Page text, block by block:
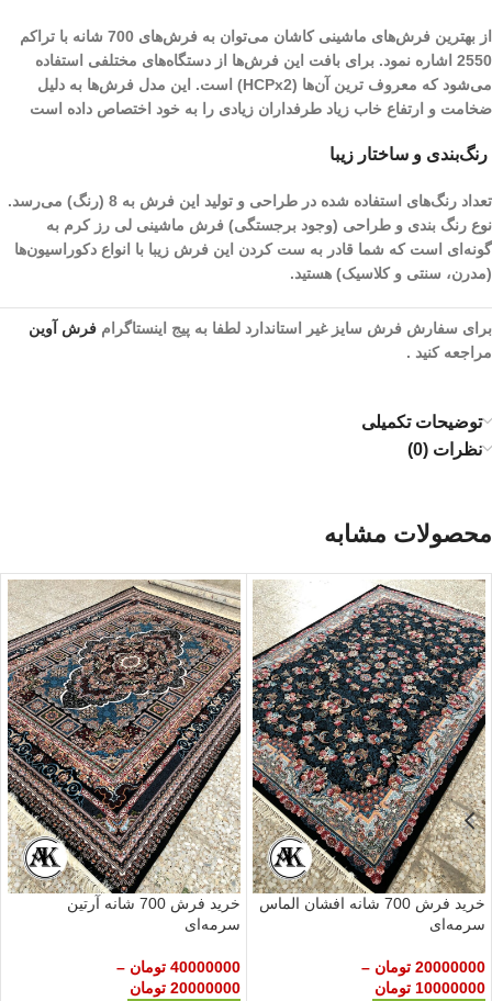
از بهترین فرش‌های ماشینی کاشان می‌توان به فرش‌های 700 شانه با تراکم
2550 اشاره نمود. برای بافت این فرش‌ها از دستگاه‌های مختلفی استفاده
می‌شود که معروف ترین آن‌ها (HCPx2) است. این مدل فرش‌ها به دلیل
ضخامت و ارتفاع خاب زیاد طرفداران زیادی را به خود اختصاص داده است
رنگ‌بندی و ساختار زیبا
تعداد رنگ‌های استفاده شده در طراحی و تولید این فرش به 8 (رنگ) می‌رسد.
نوع رنگ بندی و طراحی (وجود برجستگی) فرش ماشینی لی رز کرم به
گونه‌ای است که شما قادر به ست کردن این فرش زیبا با انواع دکوراسیون‌ها
(مدرن، سنتی و کلاسیک) هستید.
برای سفارش فرش سایز غیر استاندارد لطفا به پیج اینستاگرام فرش آوین
مراجعه کنید .
توضیحات تکمیلی
نظرات (0)
محصولات مشابه
خرید فرش 700 شانه افشان الماس
سرمه‌ای
20000000 تومان –
10000000 تومان
خرید فرش 700 شانه آرتین
سرمه‌ای
40000000 تومان –
20000000 تومان